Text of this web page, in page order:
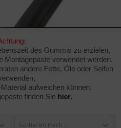
des Gummis zu erzielen,
Montagepaste verwendet werden.
andere Fette, Öle oder Seifen
aufweichen können.
finden Sie hier.
Sortieren nach ...